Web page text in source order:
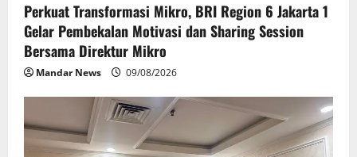
Perkuat Transformasi Mikro, BRI Region 6 Jakarta 1
Gelar Pembekalan Motivasi dan Sharing Session
Bersama Direktur Mikro
Mandar News 09/08/2026